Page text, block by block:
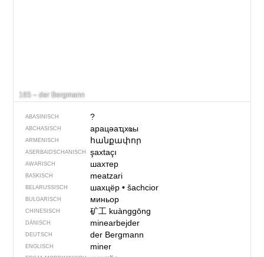
165 – der Bergmann
ABASINISCH ?
ABCHASISCH арацәаҵхҩы
ARMENISCH հանքափոր
ASERBAIDSCHANISCH şaxtaçı
AWARISCH шахтер
BASKISCH meatzari
BELARUSSISCH шахцёр• šachcior
BULGARISCH миньор
CHINESISCH 矿工 kuànggōng
DÄNISCH minearbejder
DEUTSCH der Bergmann
ENGLISCH miner